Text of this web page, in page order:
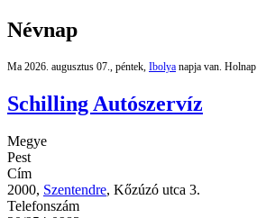
Névnap
Ma 2026. augusztus 07., péntek, Ibolya napja van. Holnap
Schilling Autószervíz
Megye
Pest
Cím
2000, Szentendre, Kőzúzó utca 3.
Telefonszám